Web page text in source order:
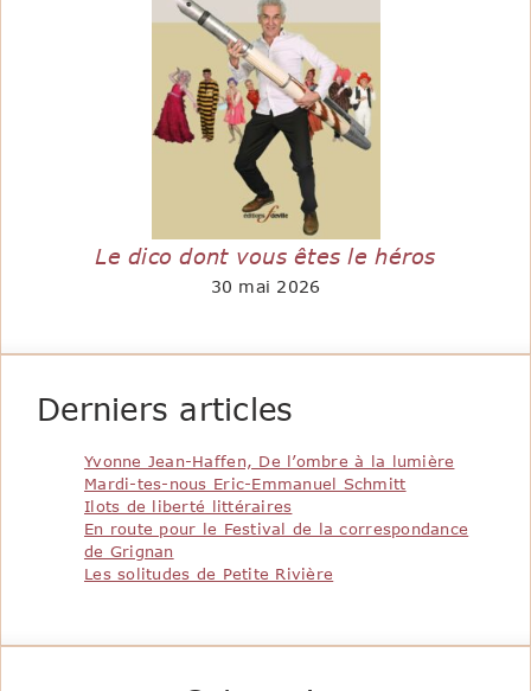
Le dico dont vous êtes le héros
30 mai 2026
Derniers articles
Yvonne Jean-Haffen, De l’ombre à la lumière
Mardi-tes-nous Eric-Emmanuel Schmitt
Ilots de liberté littéraires
En route pour le Festival de la correspondance
de Grignan
Les solitudes de Petite Rivière